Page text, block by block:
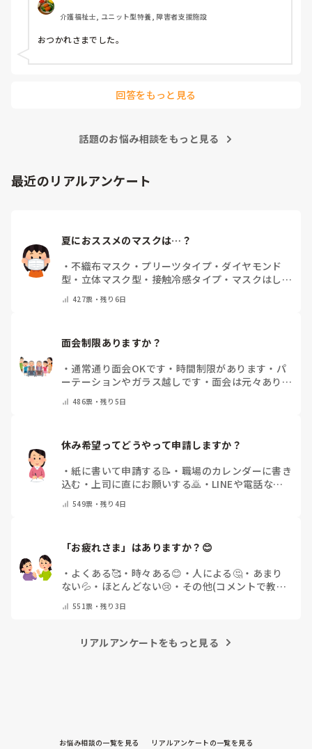
介護福祉士, ユニット型特養, 障害者支援施設
おつかれさまでした。
回答をもっと見る
話題のお悩み相談をもっと見る
最近のリアルアンケート
夏におススメのマスクは…？
・不織布マスク ・ プリーツタイプ・ ダイヤモンド
型 ・ 立体マスク型 ・ 接触冷感タイプ ・ マスクはしま
427票・残り6日
面会制限ありますか？
・ 通常通り面会OKです ・ 時間制限があります ・ パ
ーテーションやガラス越しです ・ 面会は元々ありま
486票・残り5日
休み希望ってどうやって申請しますか？
・紙に書いて申請する📝 ・ 職場のカレンダーに書き
込む ・ 上司に直にお願いする🙇 ・ LINEや電話など
549票・残り4日
「お疲れさま」はありますか？😊
・ よくある🥰 ・ 時々ある😊 ・ 人による🤔 ・ あまり
ない💦 ・ ほとんどない😢 ・ その他(コメントで教え
551票・残り3日
リアルアンケートをもっと見る
お悩み相談の一覧を見る リアルアンケートの一覧を見る